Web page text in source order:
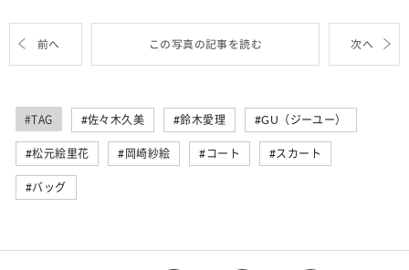
前へ この写真の記事を読む 次へ
#TAG 佐々木久美 鈴木愛理 GU（ジーユー）
松元絵里花 岡崎紗絵 コート スカート
バッグ